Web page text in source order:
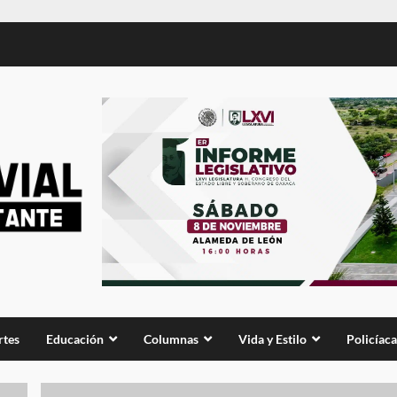
Educación Columnas Vida y Estilo Policíaca